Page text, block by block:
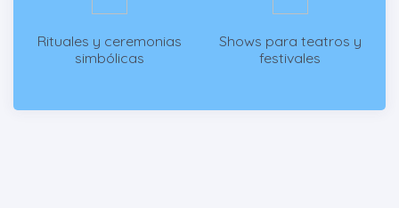
Rituales y ceremonias
simbólicas
Shows para teatros y
festivales